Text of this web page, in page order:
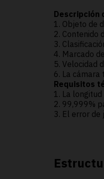
Descripción
1. Objeto de
2. Contenido
3.
4. Marcado
5. Velocidad
6. La
Requisitos
1. La
2. 99,999%
3. El error de